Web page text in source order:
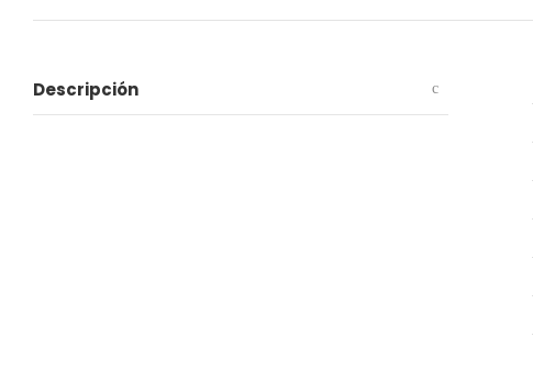
Descripción